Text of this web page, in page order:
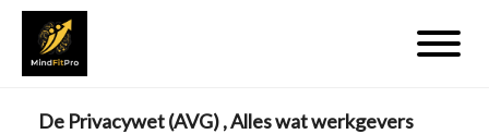
De Privacywet (AVG) , Alles wat werkgevers